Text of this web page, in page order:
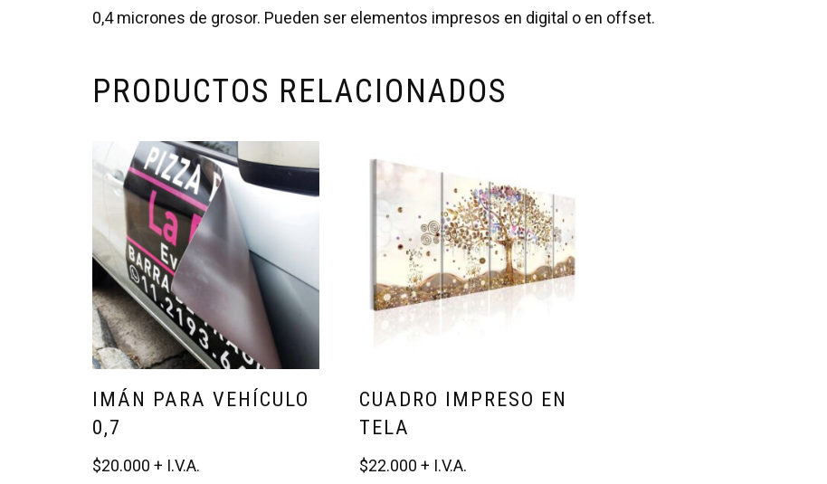
0,4 micrones de grosor. Pueden ser elementos impresos en digital o en offset.
PRODUCTOS RELACIONADOS
IMÁN PARA VEHÍCULO
0,7
$20.000
CUADRO IMPRESO EN
TELA
$22.000